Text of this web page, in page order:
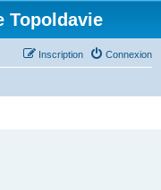
Topoldavie
Connexion
Inscription